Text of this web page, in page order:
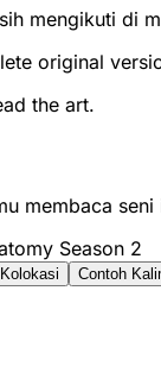
mengikuti di
original
the art.
membaca seni
Season 2
Contoh